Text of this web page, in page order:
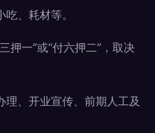
吃、耗材等。
押一”或“付六押二”，取决
理、开业宣传、前期人工及